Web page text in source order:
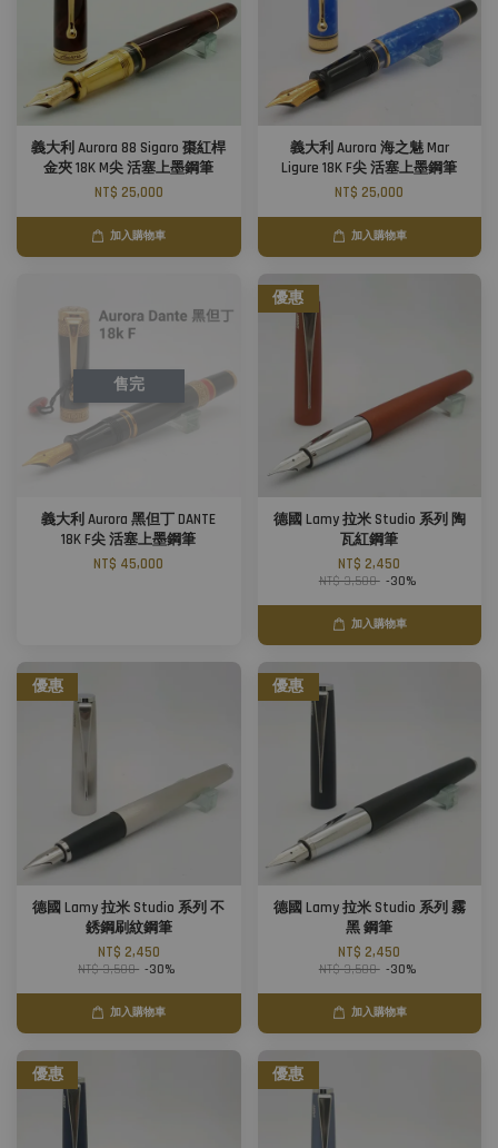
義大利 Aurora 88 Sigaro 棗紅桿
金夾 18K M尖 活塞上墨鋼筆
NT$ 25,000
加入購物車
義大利 Aurora 海之魅 Mar
Ligure 18K F尖 活塞上墨鋼筆
NT$ 25,000
加入購物車
售完
義大利 Aurora 黑但丁 DANTE
18K F尖 活塞上墨鋼筆
NT$ 45,000
優惠
德國 Lamy 拉米 Studio 系列 陶
瓦紅鋼筆
NT$ 2,450
NT$ 3,500 -30%
加入購物車
優惠
德國 Lamy 拉米 Studio 系列 不
銹鋼刷紋鋼筆
NT$ 2,450
NT$ 3,500 -30%
加入購物車
優惠
德國 Lamy 拉米 Studio 系列 霧
黑 鋼筆
NT$ 2,450
NT$ 3,500 -30%
加入購物車
優惠 優惠